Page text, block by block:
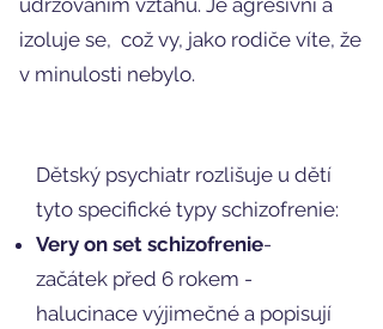
udržováním vztahů. Je agresivní a
izoluje se, což vy, jako rodiče víte, že
v minulosti nebylo.
Dětský psychiatr rozlišuje u dětí
tyto specifické typy schizofrenie:
Very on set schizofrenie-
začátek před 6 rokem -
halucinace výjimečné a popisují